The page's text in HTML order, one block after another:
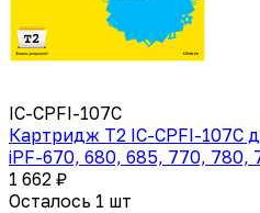
IC-CPFI-107C
Картридж T2 IC-CPFI-107C
iPF-670, 680, 685, 770, 780,
1 662 ₽
Осталось 1 шт